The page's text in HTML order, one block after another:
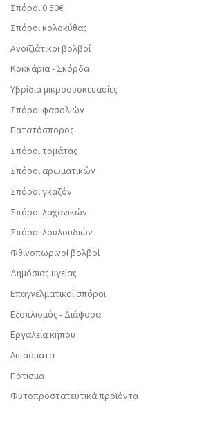
Σπόροι 0.50€
Σπόροι κολοκύθας
Ανοιξιάτικοι βολβοί
Κοκκάρια - Σκόρδα
Υβρίδια μικροσυσκευασίες
Σπόροι φασολιών
Πατατόσπορος
Σπόροι τομάτας
Σπόροι αρωματικών
Σπόροι γκαζόν
Σπόροι λαχανικών
Σπόροι λουλουδιών
Φθινοπωρινοί βολβοί
Δημόσιας υγείας
Επαγγελματικοί σπόροι
Εξοπλισμός - Διάφορα
Εργαλεία κήπου
Λιπάσματα
Πότισμα
Φυτοπροστατευτικά προϊόντα